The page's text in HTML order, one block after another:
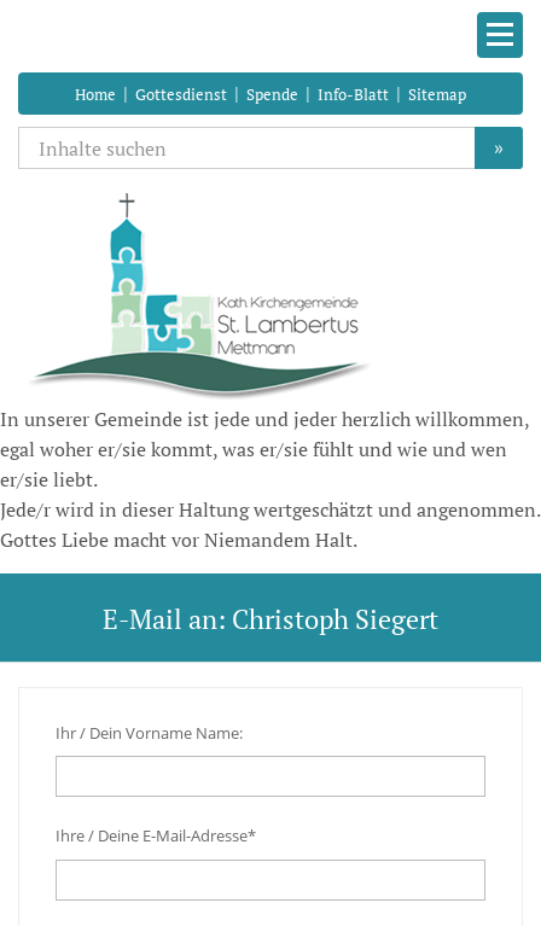
Home | Gottesdienst | Spende | Info-Blatt | Sitemap
»
In unserer Gemeinde ist jede und jeder herzlich willkommen,
egal woher er/sie kommt, was er/sie fühlt und wie und wen
er/sie liebt.
Jede/r wird in dieser Haltung wertgeschätzt und angenommen.
Gottes Liebe macht vor Niemandem Halt.
E-Mail an: Christoph Siegert
Ihr / Dein Vorname Name:
Ihre / Deine E-Mail-Adresse*